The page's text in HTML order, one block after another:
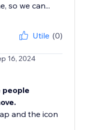
so we can...
Utile (0)
16, 2024
people
and the icon